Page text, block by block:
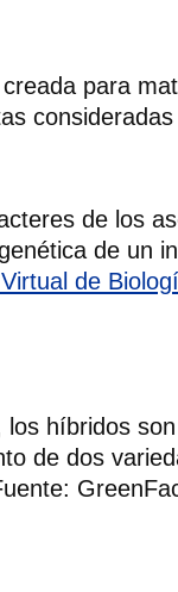
para
de los
de un
de
híbridos
de dos